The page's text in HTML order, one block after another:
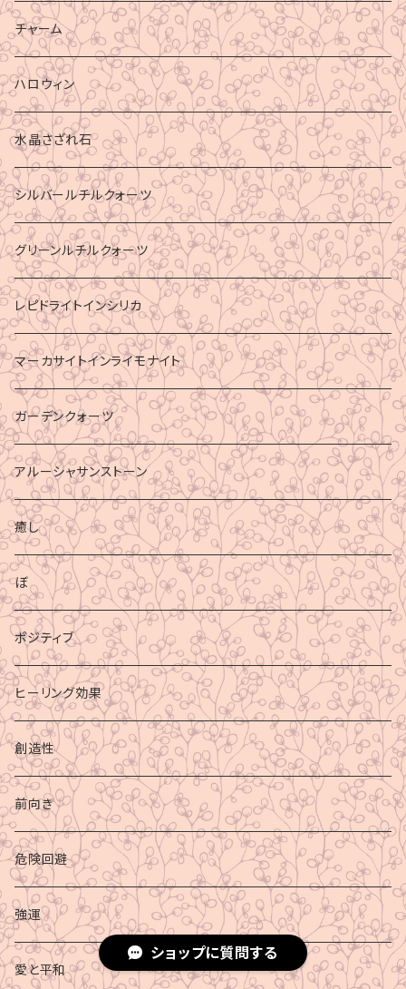
チャーム
ハロウィン
水晶さざれ石
シルバールチルクォーツ
グリーンルチルクォーツ
レピドライトインシリカ
マーカサイトインライモナイト
ガーデンクォーツ
アルーシャサンストーン
癒し
ぼ
ポジティブ
ヒーリング効果
創造性
前向き
危険回避
強運
愛と平和
ショップに質問する